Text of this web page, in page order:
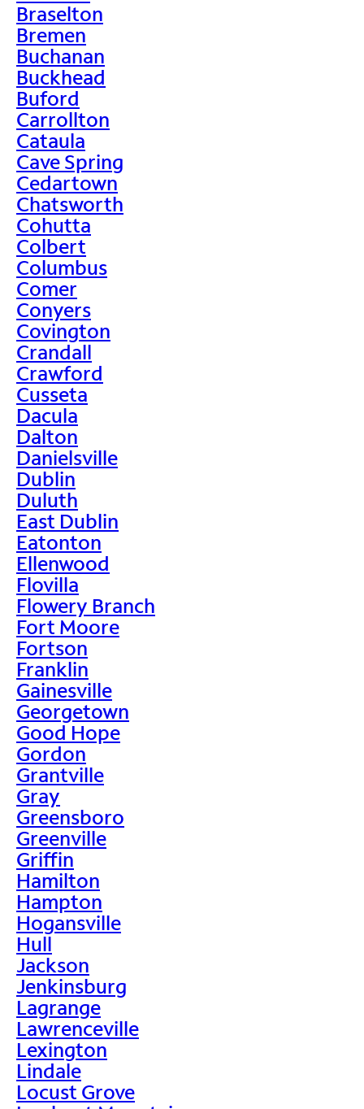
Braselton
Bremen
Buchanan
Buckhead
Buford
Carrollton
Cataula
Cave Spring
Cedartown
Chatsworth
Cohutta
Colbert
Columbus
Comer
Conyers
Covington
Crandall
Crawford
Cusseta
Dacula
Dalton
Danielsville
Dublin
Duluth
East Dublin
Eatonton
Ellenwood
Flovilla
Flowery Branch
Fort Moore
Fortson
Franklin
Gainesville
Georgetown
Good Hope
Gordon
Grantville
Gray
Greensboro
Greenville
Griffin
Hamilton
Hampton
Hogansville
Hull
Jackson
Jenkinsburg
Lagrange
Lawrenceville
Lexington
Lindale
Locust Grove